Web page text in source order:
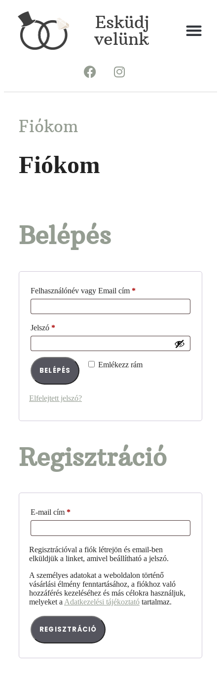
Esküdj
velünk
Fiókom
Fiókom
Belépés
Felhasználónév vagy Email cím *
Jelszó *
Emlékezz rám
BELÉPÉS
Elfelejtett jelszó?
Regisztráció
E-mail cím *
Regisztrációval a fiók létrejön és email-ben
elküldjük a linket, amivel beállítható a jelszó.
A személyes adatokat a weboldalon történő
vásárlási élmény fenntartásához, a fiókhoz való
hozzáférés kezeléséhez és más célokra használjuk,
melyeket a Adatkezelési tájékoztató tartalmaz.
REGISZTRÁCIÓ